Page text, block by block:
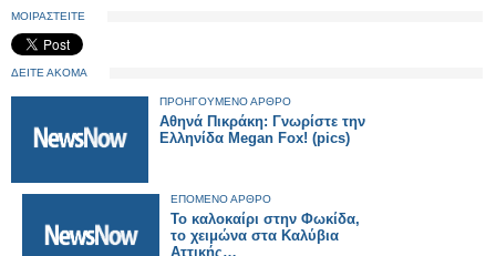
ΜΟΙΡΑΣΤΕΙΤΕ
ΔΕΙΤΕ ΑΚΟΜΑ
ΠΡΟΗΓΟΥΜΕΝΟ ΑΡΘΡΟ
Αθηνά Πικράκη: Γνωρίστε την
Ελληνίδα Megan Fox! (pics)
ΕΠΟΜΕΝΟ ΑΡΘΡΟ
Το καλοκαίρι στην Φωκίδα,
το χειμώνα στα Καλύβια
Αττικής…